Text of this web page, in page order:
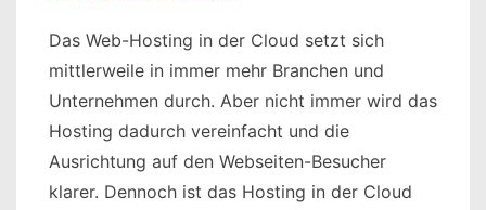
Das Web-Hosting in der Cloud setzt sich
mittlerweile in immer mehr Branchen und
Unternehmen durch. Aber nicht immer wird das
Hosting dadurch vereinfacht und die
Ausrichtung auf den Webseiten-Besucher
klarer. Dennoch ist das Hosting in der Cloud